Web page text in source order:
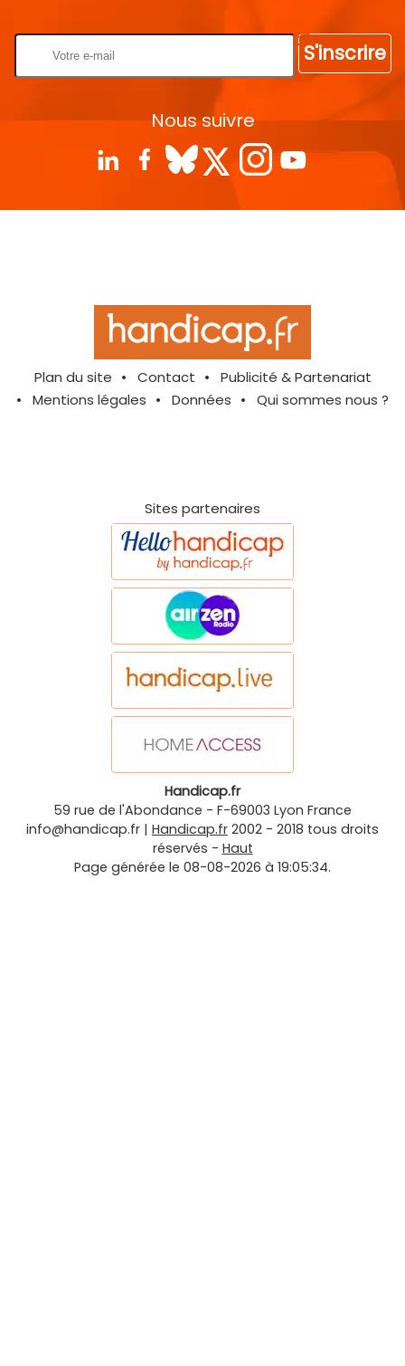
S'inscrire
Nous suivre
Plan du site Contact
Publicité & Partenariat
Mentions légales
Données Qui sommes nous ?
Sites partenaires
Handicap.fr
59 rue de l'Abondance - F-69003 Lyon France
info@handicap.fr | Handicap.fr 2002 - 2018 tous droits
réservés - Haut
Page générée le 08-08-2026 à 19:05:34.